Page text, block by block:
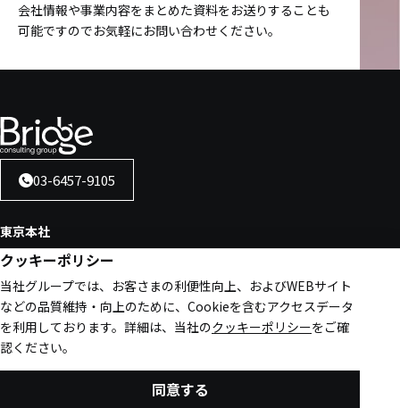
会社情報や事業内容をまとめた資料をお送りすることも
可能ですのでお気軽にお問い合わせください。
03-6457-9105
東京本社
東京都港区虎ノ門4-1-40
江戸見坂森ビル 7階
大阪事務所
大阪市北区大深町6番38号
お問い合わせ
クッキーポリシー
当社グループでは、お客さまの利便性向上、およびWEBサイト
などの品質維持・向上のために、Cookieを含むアクセスデータ
を利用しております。 詳細は、当社のクッキーポリシーをご確
認ください。
同意する